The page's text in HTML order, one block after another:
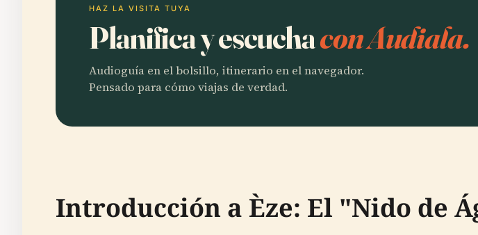
HAZ LA VISITA TUYA
Planifica y escuchacon Audiala.
Audioguía en el bolsillo, itinerario en el navegador.
Pensado para cómo viajas de verdad.
Introducción a Èze: El "Nido de